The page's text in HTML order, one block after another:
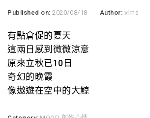
Published on:2020/08/18 Author: virna
有點倉促的夏天
這兩日感到微微涼意
原來立秋已10日
奇幻的晚霞
像遨遊在空中的大鯨